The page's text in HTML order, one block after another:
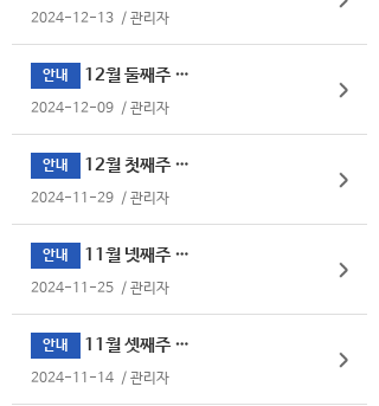
2024-12-13 / 관리자
안내 12월 둘째주 식단표
2024-12-09 / 관리자
안내 12월 첫째주 식단표
2024-11-29 / 관리자
안내 11월 넷째주 식단표
2024-11-25 / 관리자
안내 11월 셋째주 식단표
2024-11-14 / 관리자